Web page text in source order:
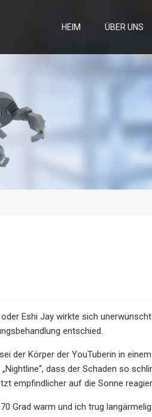
HEIM ÜBER UNS
Eshi Jay wirkte sich
entschied.
der Körper der YouTuberin in
dass der Schaden so
empfindlicher auf die Sonne
Grad warm und ich trug